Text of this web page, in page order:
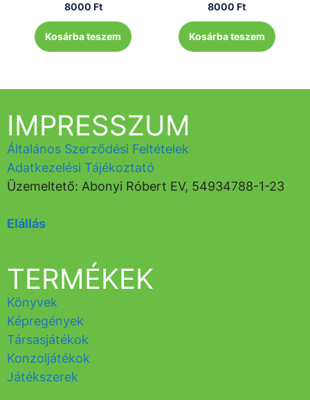
8000 Ft
Kosárba teszem
8000Ft
Kosárba teszem
TERMÉKEK
Könyvek
Képregények
Társasjátékok
Konzoljátékok
Játékszerek
IMPRESSZUM
Általános Szerződési Feltételek
Adatkezelési Tájékoztató
Üzemeltető: Abonyi Róbert EV, 54934788-1-23
Elállás